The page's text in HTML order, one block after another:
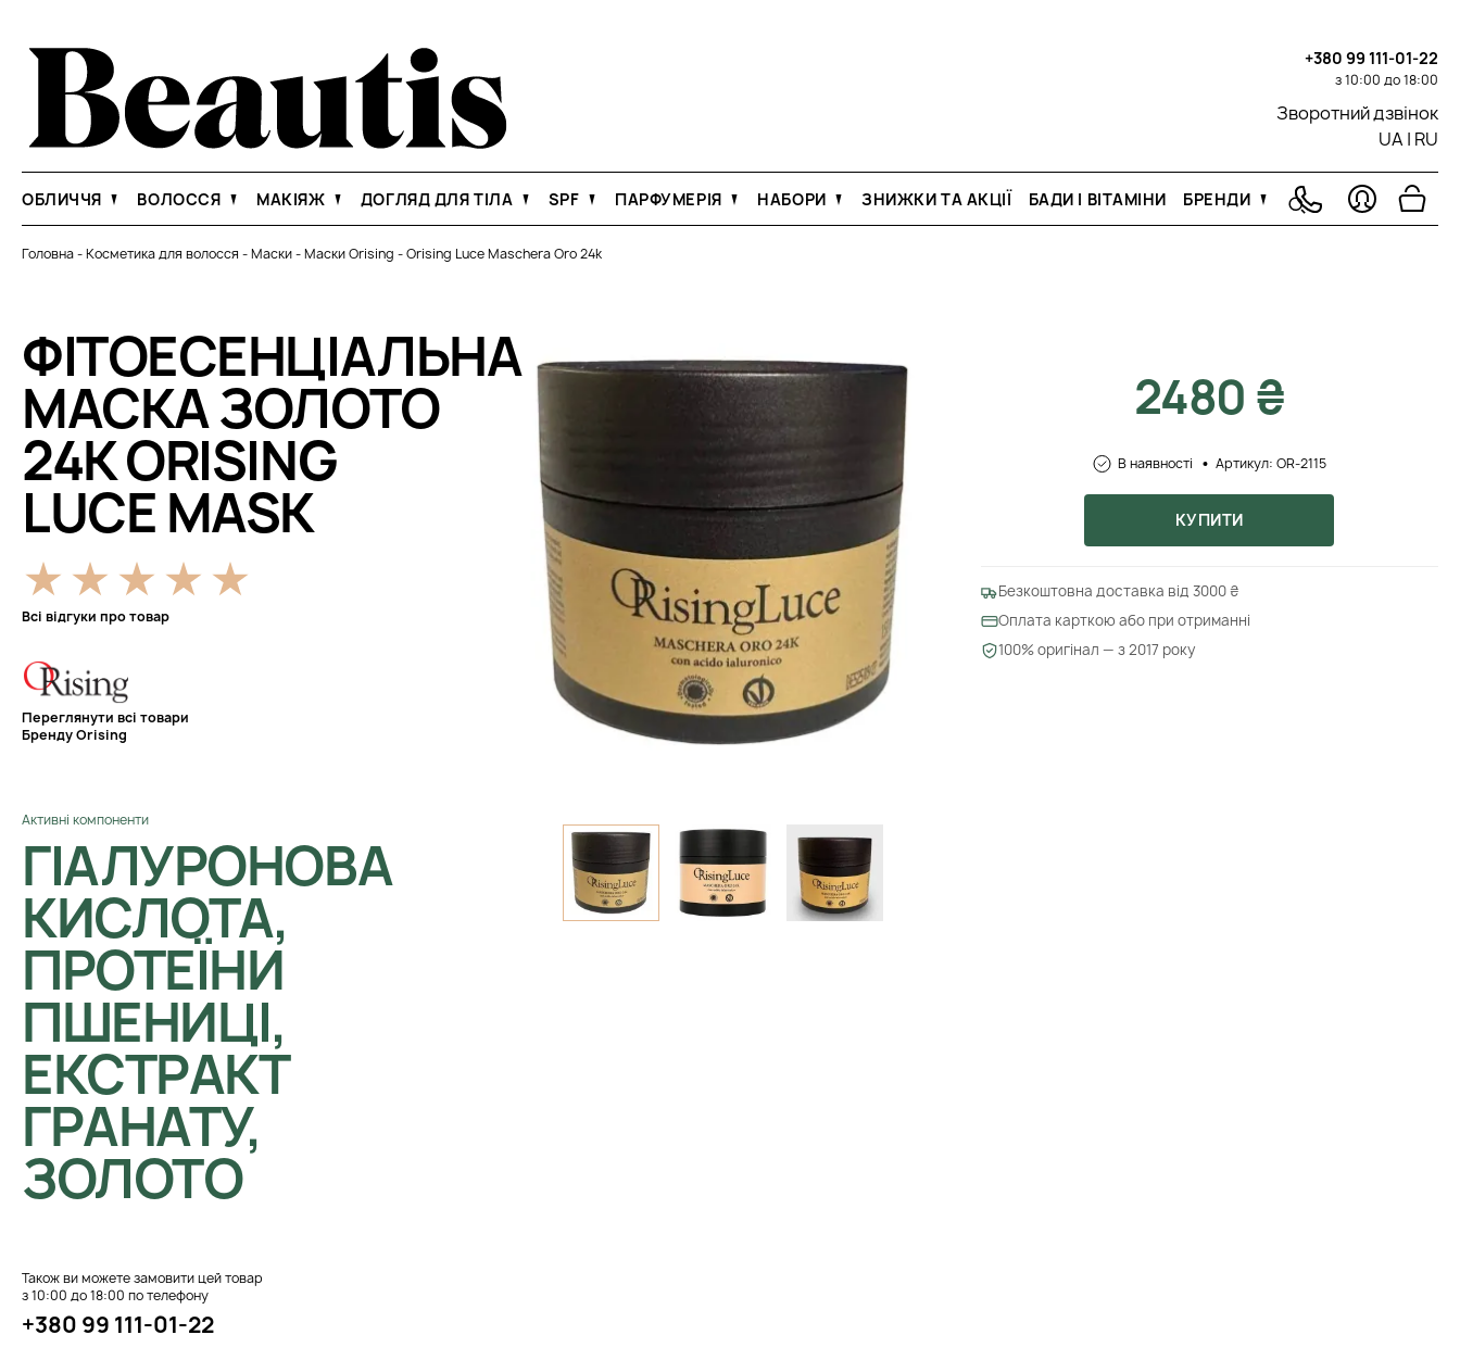
+380 99 111-01-22
з 10:00 до 18:00
Зворотний дзвінок
UA | RU
ОБЛИЧЧЯ ВОЛОССЯ МАКІЯЖ ДОГЛЯД ДЛЯ ТІЛА SPF ПАРФУМЕРІЯ НАБОРИ ЗНИЖКИ ТА АКЦІЇ БАДИ І ВІТАМІНИ БРЕНДИ
Головна-Косметика для волосся -Маски-Маски Orising -Orising Luce Maschera Oro 24k
ФІТОЕСЕНЦІАЛЬНА
МАСКА ЗОЛОТО
24К ORISING
LUCE MASK
Всі відгуки про товар
Переглянути всі товари
Бренду Orising
Активні компоненти
ГІАЛУРОНОВА
КИСЛОТА,
ПРОТЕЇНИ
ПШЕНИЦІ,
ЕКСТРАКТ
ГРАНАТУ,
ЗОЛОТО
Також ви можете замовити цей товар
з 10:00 до 18:00 по телефону
+380 99 111-01-22
2480 ₴
В наявності Артикул: OR-2115
КУПИТИ
Безкоштовна доставка від 3000 ₴
Оплата карткою або при отриманні
100% оригінал — з 2017 року